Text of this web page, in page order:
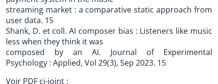
streaming market : a comparative static approach from
user data. 15
Shank, D. et coll. AI composer bias : Listeners like music
less when they think it was
composed by an AI. Journal of Experimental
Psychology : Applied, Vol 29(3), Sep 2023. 15
Voir PDF ci-joint :